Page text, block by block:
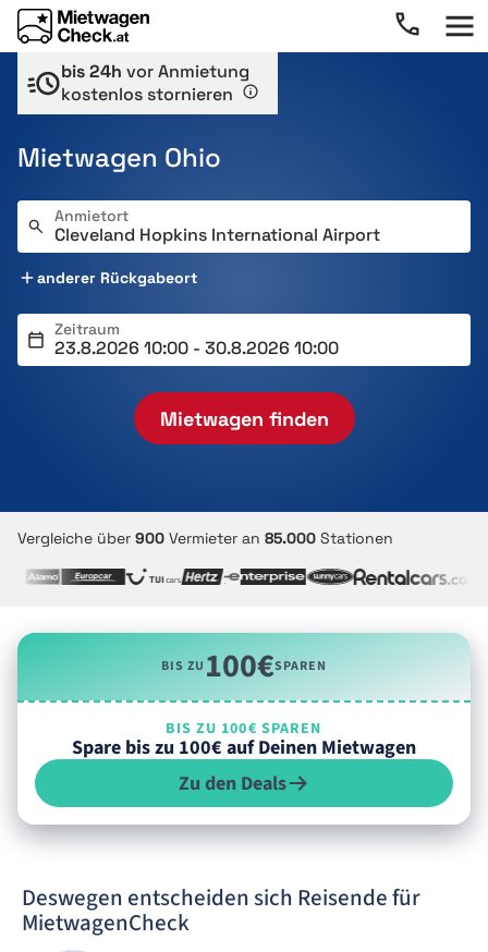
bis 24h vor Anmietung
kostenlos stornieren
Mietwagen Ohio
Anmietort
anderer Rückgabeort
Zeitraum
Mietwagen finden
Vergleiche über 900 Vermieter an 85.000 Stationen
BIS ZU100€SPAREN
BIS ZU 100€ SPAREN
Spare bis zu 100€ auf Deinen Mietwagen
Zu den Deals
Deswegen entscheiden sich Reisende für
MietwagenCheck